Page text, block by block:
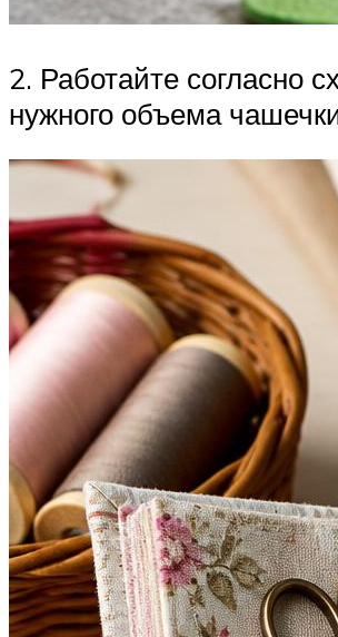
2. Работайте согласно
нужного объема